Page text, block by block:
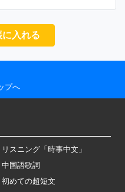
入れる
プへ
リスニング「時事中文」
中国語歌詞
初めての超短文